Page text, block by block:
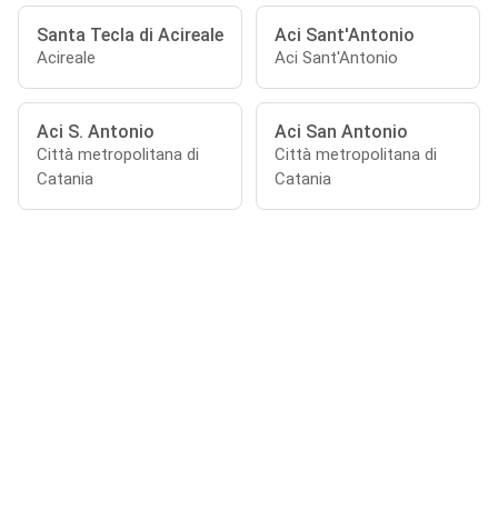
Santa Tecla di Acireale
Acireale
Aci Sant'Antonio
Aci Sant'Antonio
Aci S. Antonio
Città metropolitana di
Catania
Aci San Antonio
Città metropolitana di
Catania